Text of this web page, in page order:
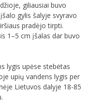
giliausiai buvo
gylis šalyje svyravo
pradėjo tirpti.
1–5 cm įšalas dar buvo
lygis upėse stebėtas
upių vandens lygis per
Lietuvos dalyje 18-85